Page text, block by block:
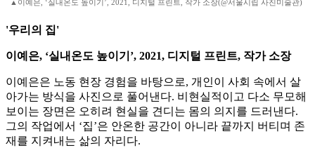
▲이예은, ‘실내온도 높이기’, 2021, 디지털 프린트, 작가 소장(@서울시립 사진미술관)
'우리의 집'
이예은, ‘실내온도 높이기’, 2021, 디지털 프린트, 작가 소장
이예은은 노동 현장 경험을 바탕으로, 개인이 사회 속에서 살
아가는 방식을 사진으로 풀어낸다. 비현실적이고 다소 무모해
보이는 장면은 오히려 현실을 견디는 몸의 의지를 드러낸다.
그의 작업에서 ‘집’은 안온한 공간이 아니라 끝까지 버티며 존
재를 지켜내는 삶의 자리다.